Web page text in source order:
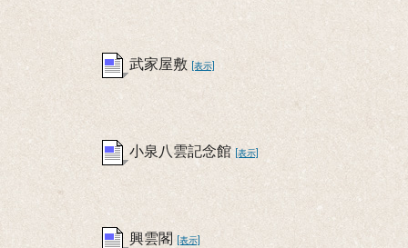
武家屋敷 [表示]
小泉八雲記念館 [表示]
興雲閣 [表示]